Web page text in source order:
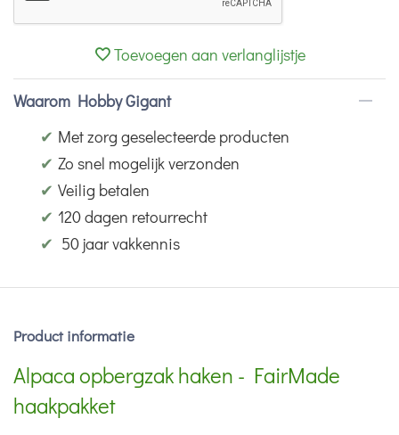
Toevoegen aan verlanglijstje
Waarom Hobby Gigant
✔ Met zorg geselecteerde producten
✔ Zo snel mogelijk verzonden
✔ Veilig betalen
✔ 120 dagen retourrecht
✔ 50 jaar vakkennis
Product informatie
Alpaca opbergzak haken - FairMade
haakpakket